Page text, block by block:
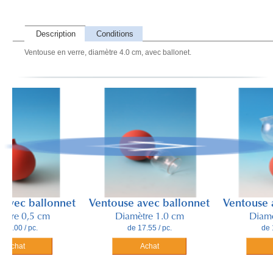
Description Conditions
Ventouse en verre, diamètre 4.0 cm, avec ballonet.
ballonnet
cm
/ pc.
Ventouse avec ballonnet
Diamètre 1.0 cm
de 17.55 / pc.
Ventouse
Diamètre
de 18.70